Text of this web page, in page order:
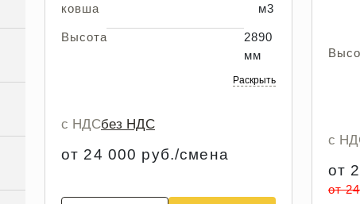
ковша
м3
Высота
2890
мм
Раскрыть
с НДСбез НДС
от 24 000 руб./смена
с
от
от